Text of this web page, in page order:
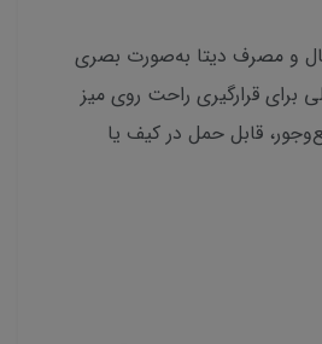
و مصرف دیتا به‌صورت بصری
برای قرارگیری راحت روی میز
قابل حمل در کیف یا